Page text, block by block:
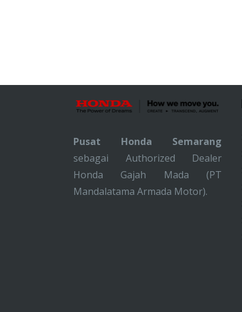
Pusat Honda Semarang
sebagai Authorized Dealer
Honda Gajah Mada (PT
Mandalatama Armada Motor).